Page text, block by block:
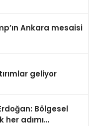
Ankara mesaisi
geliyor
Bölgesel
adımı